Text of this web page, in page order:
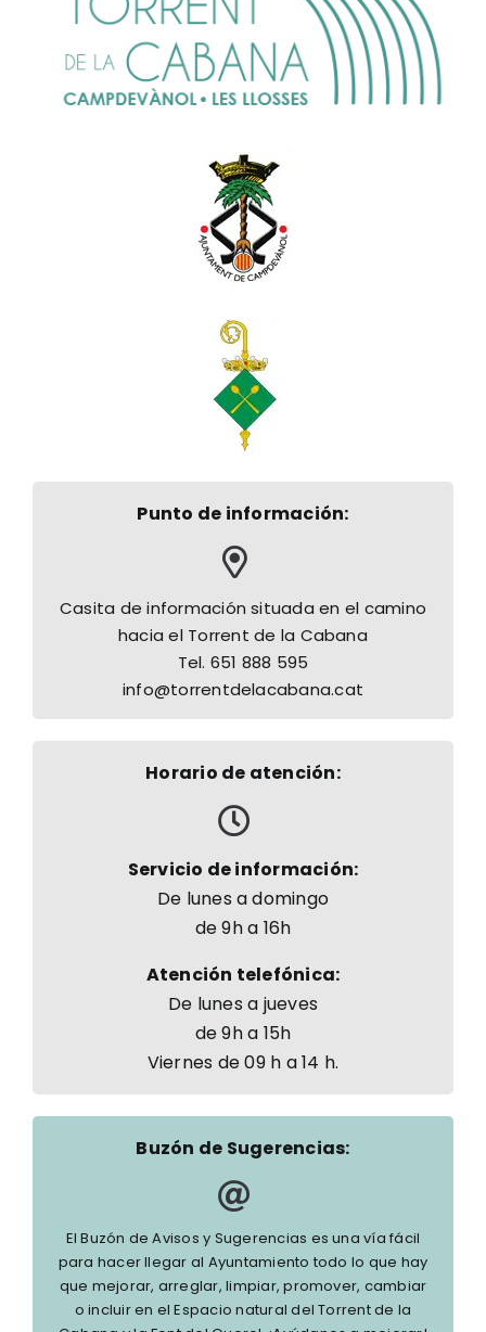
Punto de información:
Casita de información situada en el camino
hacia el Torrent de la Cabana
Tel. 651 888 595
info@torrentdelacabana.cat
Horario de atención:
Servicio de información:
De lunes a domingo
de 9h a 16h
Atención telefónica:
De lunes a jueves
de 9h a 15h
Viernes de 09 h a 14 h.
Buzón de Sugerencias:
El Buzón de Avisos y Sugerencias es una vía fácil
para hacer llegar al Ayuntamiento todo lo que hay
que mejorar, arreglar, limpiar, promover, cambiar
o incluir en el Espacio natural del Torrent de la